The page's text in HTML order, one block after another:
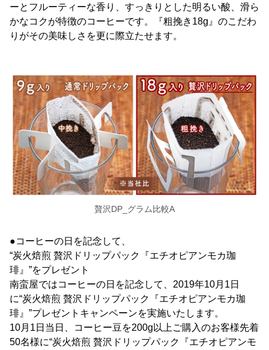
ーとフルーティーな香り、すっきりとした明るい酸、滑ら
かなコクが特徴のコーヒーです。『粗挽き18g』のこだわ
りがその美味しさを更に際立たせます。
贅沢DP_グラム比較A
●コーヒーの日を記念して、
“炭火焙煎 贅沢ドリップパック『エチオピアンモカ珈
琲』”をプレゼント
南蛮屋ではコーヒーの日を記念して、2019年10月1日
に“炭火焙煎 贅沢ドリップパック『エチオピアンモカ珈
琲』”プレゼントキャンペーンを実施いたします。
10月1日当日、コーヒー豆を200g以上ご購入のお客様先着
50名様に“炭火焙煎 贅沢ドリップパック『エチオピアンモ